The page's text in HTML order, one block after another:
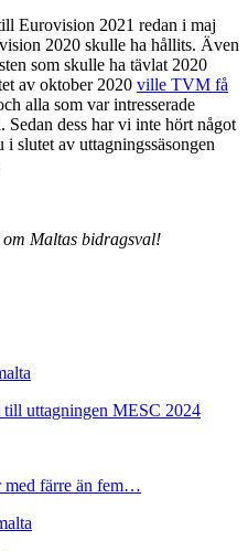
Eurovision 2021 redan i maj
2020 skulle ha hållits. Även
som skulle ha tävlat 2020
av oktober 2020 ville TVM få
alla som var intresserade
dess har vi inte hört något
slutet av uttagningssäsongen
Maltas bidragsval!
till uttagningen MESC 2024
med färre än fem…